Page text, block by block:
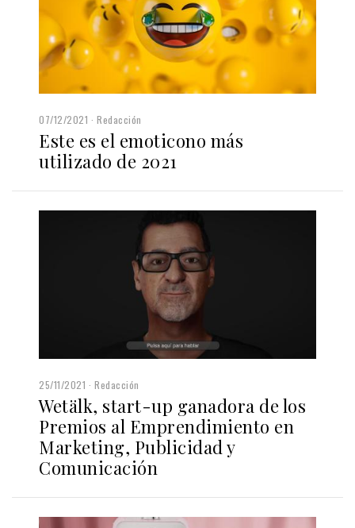
07/12/2021 Redacción
Este es el emoticono más
utilizado de 2021
25/11/2021 Redacción
Wetälk, start-up ganadora de los
Premios al Emprendimiento en
Marketing, Publicidad y
Comunicación